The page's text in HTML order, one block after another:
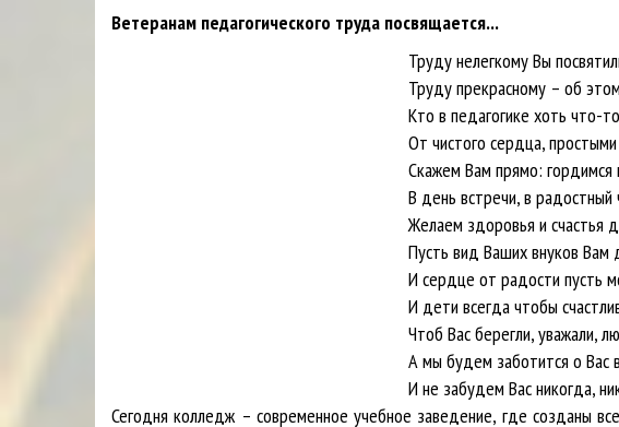
Ветеранам педагогического труда посвящается...
Труду нелегкому Вы посвятили
Труду прекрасному – об этом
Кто в педагогике хоть что-то
От чистого сердца, простыми
Скажем Вам прямо: гордимся мы
В день встречи, в радостный
Желаем здоровья и счастья для
Пусть вид Ваших внуков Вам душу
И сердце от радости пусть
И дети всегда чтобы счастливы
Чтоб Вас берегли, уважали,
А мы будем заботится о Вас
И не забудем Вас никогда,
Сегодня колледж – современное учебное заведение, где созданы